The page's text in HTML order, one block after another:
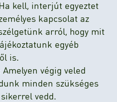
kell, interjút egyeztet
kapcsolat az
arról, hogy mit
egyéb
is.
végig veled
minden szükséges
vedd.